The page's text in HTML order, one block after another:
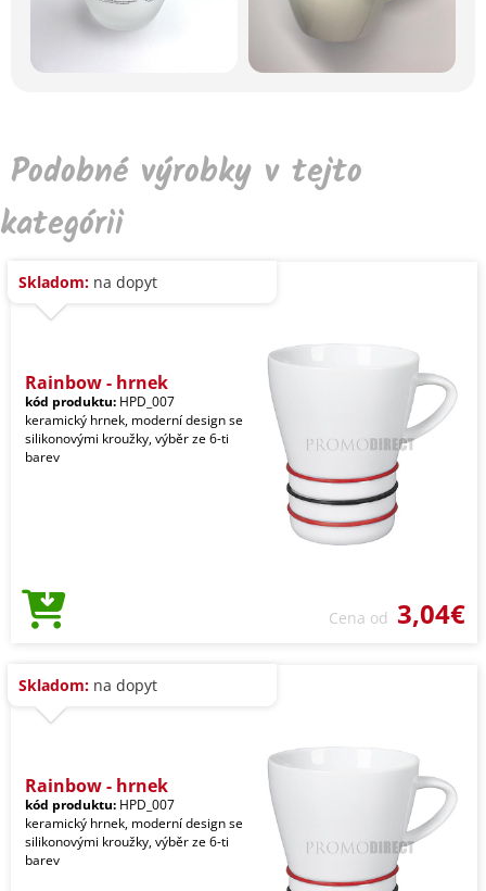
Podobné výrobky v tejto
kategórii
Skladom: na dopyt
Rainbow - hrnek
kód produktu: HPD_007
keramický hrnek, moderní design se
silikonovými kroužky, výběr ze 6-ti
barev
Cena od 3,04€
Skladom: na dopyt
Rainbow - hrnek
kód produktu: HPD_007
keramický hrnek, moderní design se
silikonovými kroužky, výběr ze 6-ti
barev